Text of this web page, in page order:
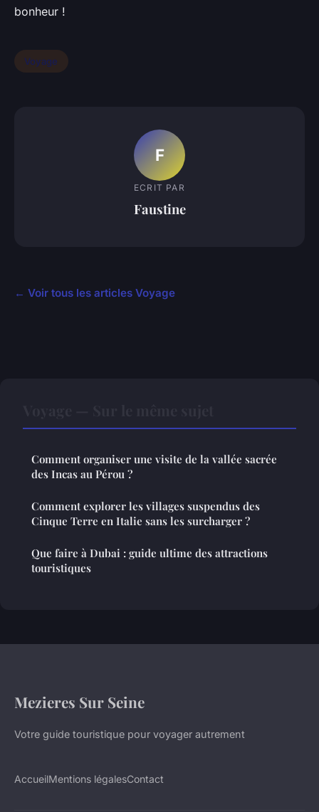
bonheur !
Voyage
F
ECRIT PAR
Faustine
← Voir tous les articles Voyage
Comment organiser une visite de la vallée sacrée
des Incas au Pérou ?
Comment explorer les villages suspendus des
Cinque Terre en Italie sans les surcharger ?
Que faire à Dubai : guide ultime des attractions
touristiques
Mezieres Sur Seine
Votre guide touristique pour voyager autrement
AccueilMentions légalesContact